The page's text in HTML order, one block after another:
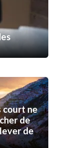
court ne
de
de